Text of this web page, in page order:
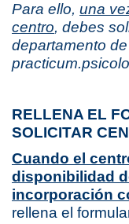
Para ello, una
centro, debes
departamento
RELLENA EL
SOLICITAR
Cuando el
disponibilidad
incorporación
rellena el